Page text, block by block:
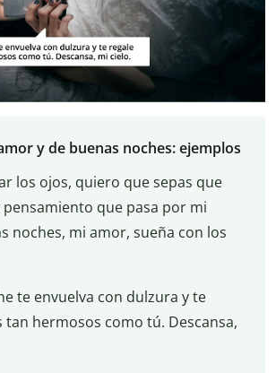
y de buenas noches: ejemplos
los ojos, quiero que sepas que
que pasa por mi
noches, mi amor, sueña con los
te envuelva con dulzura y te
tan hermosos como tú. Descansa,